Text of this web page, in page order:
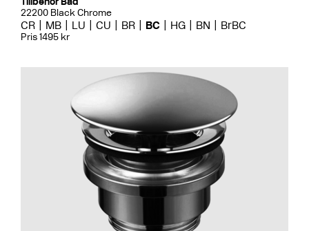
22200 Black Chrome
CR MB LU CU BR BC HG BN BrBC
Pris 1495 kr